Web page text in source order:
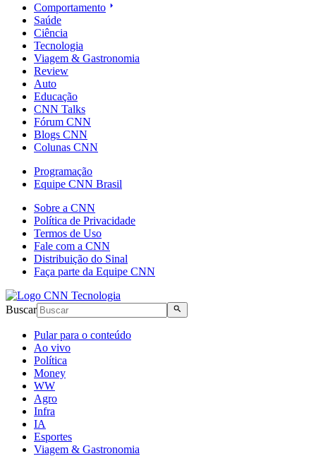
Comportamento
Saúde
Ciência
Tecnologia
Viagem & Gastronomia
Review
Auto
Educação
CNN Talks
Fórum CNN
Blogs CNN
Colunas CNN
Programação
Equipe CNN Brasil
Sobre a CNN
Política de Privacidade
Termos de Uso
Fale com a CNN
Distribuição do Sinal
Faça parte da Equipe CNN
Buscar
Pular para o conteúdo
Ao vivo
Política
Money
WW
Agro
Infra
IA
Esportes
Viagem & Gastronomia